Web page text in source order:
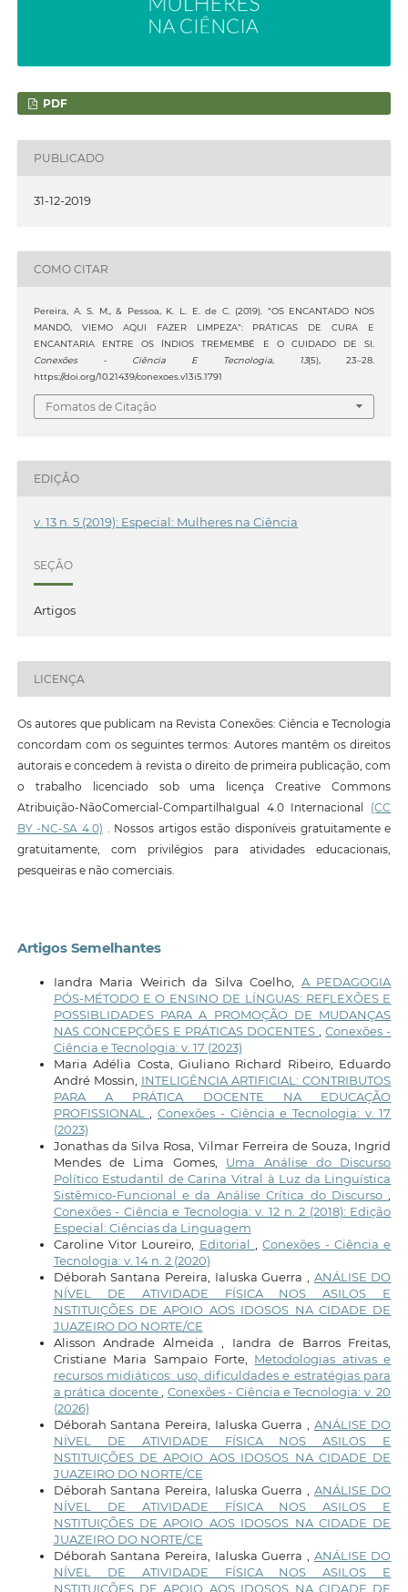
PDF
PUBLICADO
31-12-2019
COMO CITAR
Pereira, A. S. M., & Pessoa, K. L. E. de C. (2019). “OS ENCANTADO NOS
MANDÔ, VIEMO AQUI FAZER LIMPEZA”: PRÁTICAS DE CURA E
ENCANTARIA ENTRE OS ÍNDIOS TREMEMBÉ E O CUIDADO DE SI.
Conexões - Ciência E Tecnologia, 13(5), 23–28.
https://doi.org/10.21439/conexoes.v13i5.1791
Fomatos de Citação
EDIÇÃO
v. 13 n. 5 (2019): Especial: Mulheres na Ciência
SEÇÃO
Artigos
LICENÇA
Os autores que publicam na Revista Conexões: Ciência e Tecnologia
concordam com os seguintes termos: Autores mantêm os direitos
autorais e concedem à revista o direito de primeira publicação, com
o trabalho licenciado sob uma licença Creative Commons
Atribuição-NãoComercial-CompartilhaIgual 4.0 Internacional (CC
BY -NC-SA 4.0) . Nossos artigos estão disponíveis gratuitamente e
gratuitamente, com privilégios para atividades educacionais,
pesqueiras e não comerciais.
Artigos Semelhantes
Iandra Maria Weirich da Silva Coelho, A PEDAGOGIA
PÓS-MÉTODO E O ENSINO DE LÍNGUAS: REFLEXÕES E
POSSIBLIDADES PARA A PROMOÇÃO DE MUDANÇAS
NAS CONCEPÇÕES E PRÁTICAS DOCENTES
,Conexões -
Ciência e Tecnologia: v. 17 (2023)
Maria Adélia Costa, Giuliano Richard Ribeiro, Eduardo
André Mossin, INTELIGÊNCIA ARTIFICIAL: CONTRIBUTOS
PARA A PRÁTICA DOCENTE NA EDUCAÇÃO
PROFISSIONAL
,Conexões - Ciência e Tecnologia: v. 17
(2023)
Jonathas da Silva Rosa, Vilmar Ferreira de Souza, Ingrid
Mendes de Lima Gomes, Uma Análise do Discurso
Político Estudantil de Carina Vitral à Luz da Linguística
Sistêmico-Funcional e da Análise Crítica do Discurso
Conexões - Ciência e Tecnologia: v. 12 n. 2 (2018): Edição
Especial: Ciências da Linguagem
Caroline Vitor Loureiro, Editorial ,Conexões - Ciência e
Tecnologia: v. 14 n. 2 (2020)
Déborah Santana Pereira, Ialuska Guerra , ANÁLISE DO
NÍVEL DE ATIVIDADE FÍSICA NOS ASILOS E
NSTITUIÇÕES DE APOIO AOS IDOSOS NA CIDADE DE
JUAZEIRO DO NORTE/CE
Alisson Andrade Almeida , Iandra de Barros Freitas,
Cristiane Maria Sampaio Forte, Metodologias ativas e
recursos midiáticos: uso, dificuldades e estratégias para
a prática docente
Conexões - Ciência e Tecnologia: v. 20
(2026)
Déborah Santana Pereira, Ialuska Guerra , ANÁLISE DO
NÍVEL DE ATIVIDADE FÍSICA NOS ASILOS E
NSTITUIÇÕES DE APOIO AOS IDOSOS NA CIDADE DE
JUAZEIRO DO NORTE/CE
Déborah Santana Pereira, Ialuska Guerra , ANÁLISE DO
NÍVEL DE ATIVIDADE FÍSICA NOS ASILOS E
NSTITUIÇÕES DE APOIO AOS IDOSOS NA CIDADE DE
JUAZEIRO DO NORTE/CE
Déborah Santana Pereira, Ialuska Guerra , ANÁLISE DO
NÍVEL DE ATIVIDADE FÍSICA NOS ASILOS E
NSTITUIÇÕES DE APOIO AOS IDOSOS NA CIDADE DE